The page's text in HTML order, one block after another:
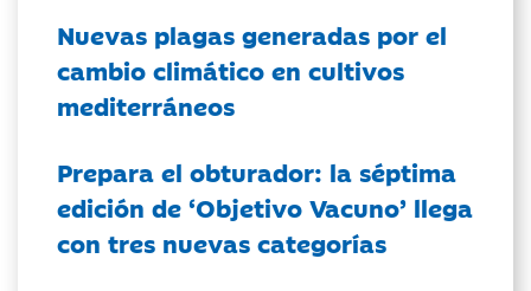
Nuevas plagas generadas por el
cambio climático en cultivos
mediterráneos
Prepara el obturador: la séptima
edición de ‘Objetivo Vacuno’ llega
con tres nuevas categorías